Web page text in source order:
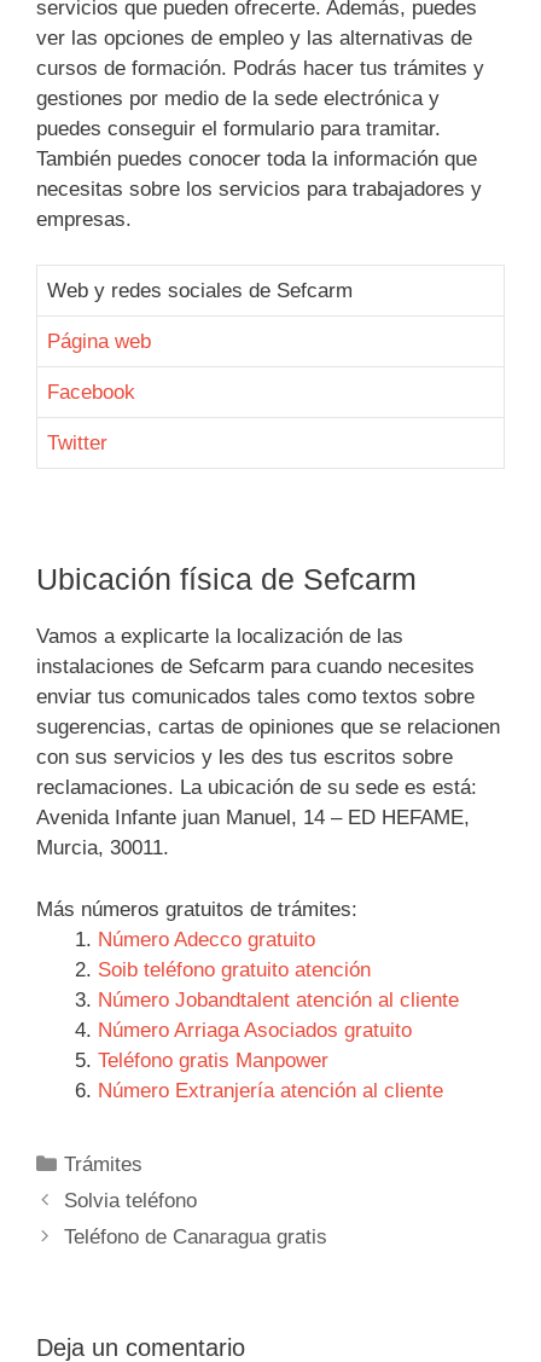
servicios que pueden ofrecerte. Además, puedes
ver las opciones de empleo y las alternativas de
cursos de formación. Podrás hacer tus trámites y
gestiones por medio de la sede electrónica y
puedes conseguir el formulario para tramitar.
También puedes conocer toda la información que
necesitas sobre los servicios para trabajadores y
empresas.
Web y redes sociales de Sefcarm
Página web
Facebook
Twitter
Ubicación física de Sefcarm
Vamos a explicarte la localización de las
instalaciones de Sefcarm para cuando necesites
enviar tus comunicados tales como textos sobre
sugerencias, cartas de opiniones que se relacionen
con sus servicios y les des tus escritos sobre
reclamaciones. La ubicación de su sede es está:
Avenida Infante juan Manuel, 14 – ED HEFAME,
Murcia, 30011.
Más números gratuitos de trámites:
Número Adecco gratuito
Soib teléfono gratuito atención
Número Jobandtalent atención al cliente
Número Arriaga Asociados gratuito
Teléfono gratis Manpower
Número Extranjería atención al cliente
Categorías
Trámites
Navegación
de
Solvia teléfono
Teléfono de Canaragua gratis
Deja un comentario